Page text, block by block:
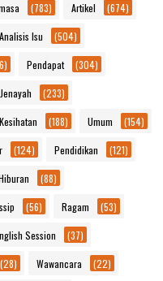
(783) Artikel (674)
Analisis Isu (504)
Pendapat (304)
Jenayah (233)
Kesihatan (188) Umum (154)
(124) Pendidikan (121)
(88)
(56) Ragam (53)
Session (37)
(28) Wawancara (22)